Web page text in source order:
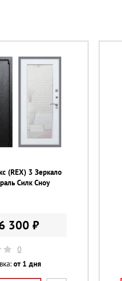
(REX) 3 Зеркало
Силк Сноу
300 ₽
0
от 1 дня